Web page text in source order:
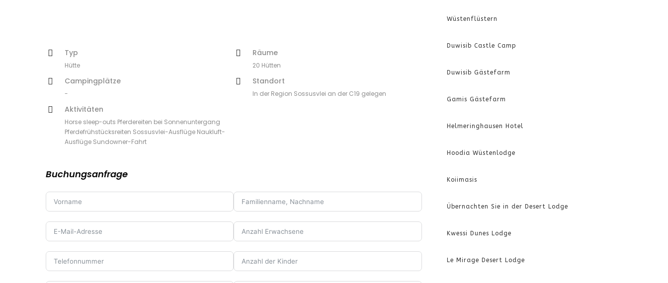
Typ
Hütte
Räume
20 Hütten
Campingplätze
-
Standort
In der Region Sossusvlei an der C19 gelegen
Aktivitäten
Horse sleep-outs Pferdereiten bei Sonnenuntergang
Pferdefrühstücksreiten Sossusvlei-Ausflüge Naukluft-
Ausflüge Sundowner-Fahrt
Buchungsanfrage
Wüstenflüstern
Duwisib Castle Camp
Duwisib Gästefarm
Gamis Gästefarm
Helmeringhausen Hotel
Hoodia Wüstenlodge
Koiimasis
Übernachten Sie in der Desert Lodge
Kwessi Dunes Lodge
Le Mirage Desert Lodge